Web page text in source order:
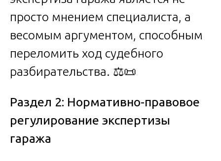
просто мнением специалиста, а
весомым аргументом, способным
переломить ход судебного
разбирательства. ⚖️📜
Раздел 2: Нормативно-правовое
регулирование экспертизы
гаража